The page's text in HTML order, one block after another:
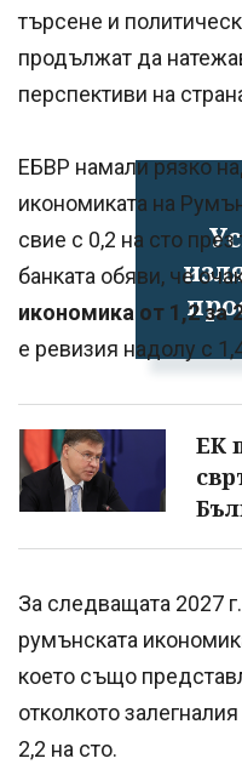
търсене и
продължат да
перспективи на
ЕБВР намали рязко
икономиката на
свие с 0,2 на сто
банката обяви, че
икономика от 1,2 за
е ревизия надолу с
ЕК
За следващата 2027
румънската
което също
отколкото
2,2 на сто.